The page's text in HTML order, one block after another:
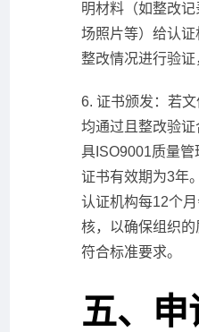
明材料（如整改
场照片等）给认
整改情况进行验证
6. 证书颁发：若
均通过且整改验
具ISO9001质量管
证书有效期为3年
认证机构每12个
核，以确保组织
符合标准要求。
五、申